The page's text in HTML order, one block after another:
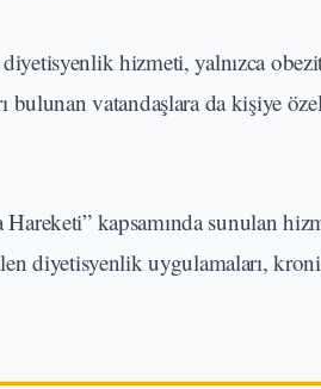
hizmeti, yalnızca
vatandaşlara da kişiye
Hareketi” kapsamında sunulan
diyetisyenlik uygulamaları,